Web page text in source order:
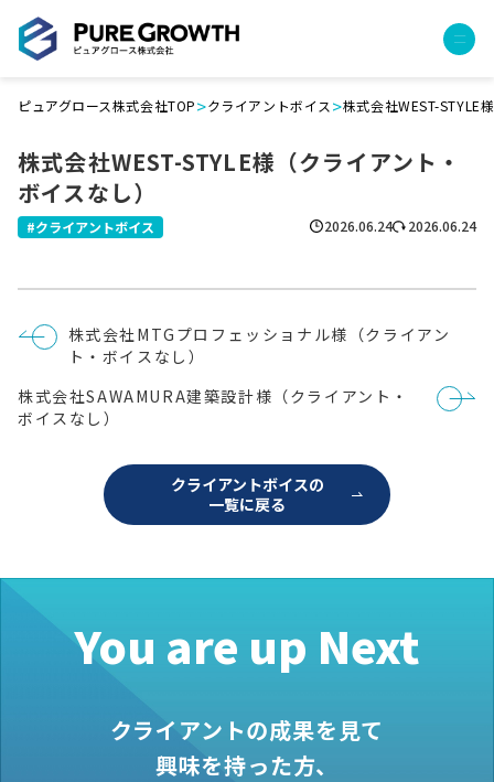
経営コンサルティング
PGハウス（住宅フランチャイズ）
広告運用代行
成功報酬型コストダウン
土地・顧客管理システム
事例
クライアントボイス
お役立ち情報
セミナー
メンバー紹介
お問い合わせ
ピュアグロース株式会社TOP>クライアントボイス >株式会社WEST-STYLE
株式会社WEST-STYLE様（クライアント・
ボイスなし）
2026.06.24 2026.06.24
クライアントボイス
投
稿
ビ
ゲ
ー
株式会社MTGプロフェッショナル様（クライアン
ト・ボイスなし）
株式会社SAWAMURA建築設計様（クライアント・
ボイスなし）
クライアントボイスの
一覧に戻る
You are up Next
クライアントの成果を見て
興味を持った方、